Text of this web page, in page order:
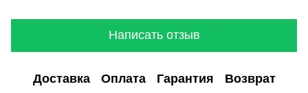
Написать отзыв
Доставка Оплата Гарантия Возврат